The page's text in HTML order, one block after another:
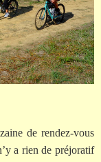
de rendez-vous
a rien de préjoratif